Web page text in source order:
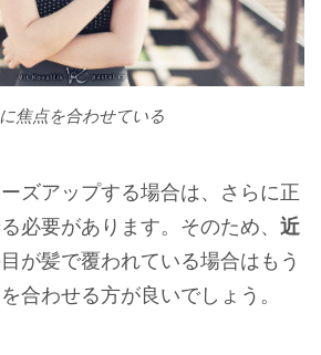
焦点を合わせている
ズアップする場合は、さらに正
必要があります。そのため、 近
目が髪で覆われている場合はもう
合わせる方が良いでしょう。